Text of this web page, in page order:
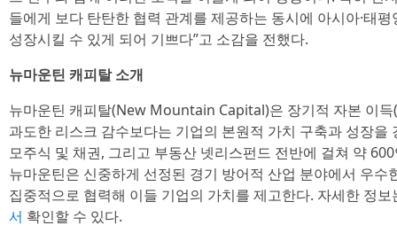
들에게 보다 탄탄한 협력 관계를 제공하는 동시에 아시아·태
성장시킬 수 있게 되어 기쁘다”고 소감을 전했다.
뉴마운틴 캐피탈 소개
뉴마운틴 캐피탈(New Mountain Capital)은 장기적 자본 이
과도한 리스크 감수보다는 기업의 본원적 가치 구축과 성장을
모주식 및 채권, 그리고 부동산 넷리스펀드 전반에 걸쳐 약
뉴마운틴은 신중하게 선정된 경기 방어적 산업 분야에서 우
집중적으로 협력해 이들 기업의 가치를 제고한다. 자세한 정
서 확인할 수 있다.